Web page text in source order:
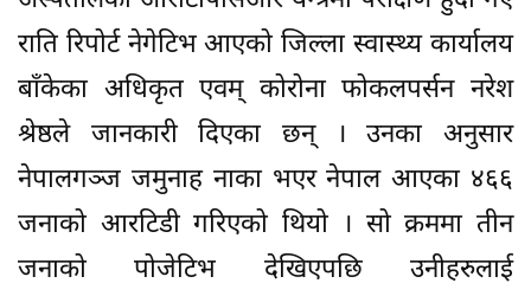
राति रिपोर्ट नेगेटिभ आएको जिल्ला स्वास्थ्य कार्यालय
बाँकेका अधिकृत एवम् कोरोना फोकलपर्सन नरेश
श्रेष्ठले जानकारी दिएका छन् । उनका अनुसार
नेपालगञ्ज जमुनाह नाका भएर नेपाल आएका ४६६
जनाको आरटिडी गरिएको थियो । सो क्रममा तीन
जनाको पोजेटिभ देखिएपछि उनीहरुलाई